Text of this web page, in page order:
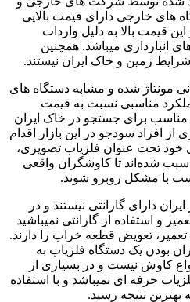
های خارجی دارای قیمت بالایی
قیمت بالا به دلیل واردات
انبارداری میباشد. همچنین
زمین و خاک ایران نیستند.
مونتاژ شده و مشابه دستگاه های
مناسبی نسبت به قیمت
مناسب برای جستجو در خاک ایران
از افراد سودجو در این بازار اقدام
خود تحت عنوان فلزیاب تصویری،
شده‌اند تا کاوشگران واقعی
با مشکل روبرو شوند.
دارای گارانتی نیستند و در
و استفاده از گارانتی نمیباشید
تعویض قطعه خراب را دارند.
بودن یک دستگاه فلزیاب به
کاوش نیست و در بسیاری از
حرفه ای نمیباشد و با استفاده
بهترین نتیجه رسید.